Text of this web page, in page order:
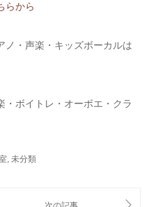
らから
・声楽・キッズボーカルは
ボイトレ・オーボエ・クラ
, 未分類